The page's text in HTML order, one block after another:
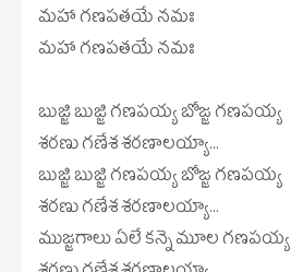
మహా గణపతయే నమః
మహా గణపతయే నమః
బుజ్జి బుజ్జి గణపయ్య బోజ్జ గణపయ్య
శరణు గణేశ శరణాలయ్యా...
బుజ్జి బుజ్జి గణపయ్య బోజ్జ గణపయ్య
శరణు గణేశ శరణాలయ్యా...
ముజ్జగాలు ఏలే కన్నె మూల గణపయ్య